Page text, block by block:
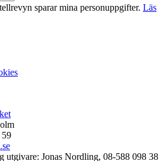
sparar mina personuppgifter. Läs
utgivare: Jonas Nordling, 08-588 098 38